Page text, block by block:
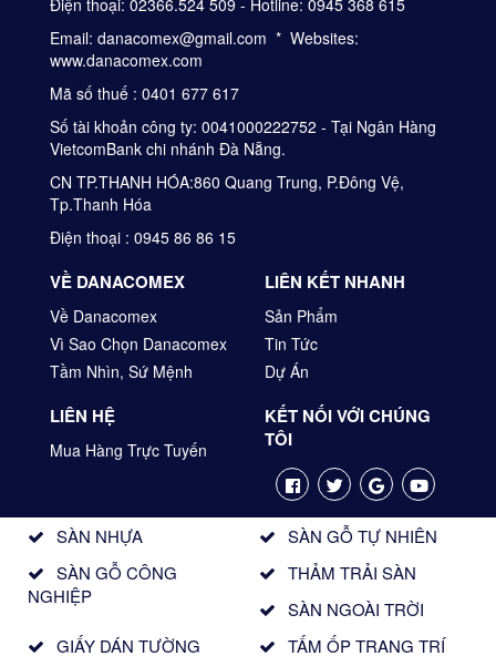
Email: danacomex@gmail.com * Websites:
www.danacomex.com
Mã số thuế : 0401 677 617
Số tài khoản công ty: 0041000222752 - Tại Ngân Hàng
VietcomBank chi nhánh Đà Nẵng.
CN TP.THANH HÓA:860 Quang Trung, P.Đông Vệ,
Tp.Thanh Hóa
Điện thoại : 0945 86 86 15
VỀ DANACOMEX
Về Danacomex
Vì Sao Chọn Danacomex
Tầm Nhìn, Sứ Mệnh
LIÊN HỆ
Mua Hàng Trực Tuyến
LIÊN KẾT NHANH
Sản Phẩm
Tin Tức
Dự Án
KẾT NỐI VỚI CHÚNG
TÔI
SÀN NHỰA
SÀN GỖ TỰ NHIÊN
SÀN GỖ CÔNG
NGHIỆP
THẢM TRẢI SÀN
SÀN NGOÀI TRỜI
GIẤY DÁN TƯỜNG
TẤM ỐP TRANG TRÍ